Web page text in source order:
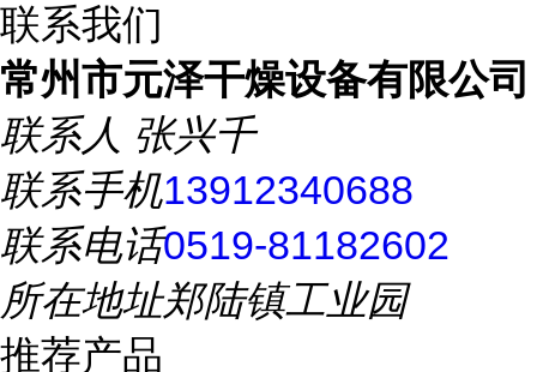
联系我们
常州市元泽干燥设备有限公司
联系人 张兴千
联系手机13912340688
联系电话0519-81182602
所在地址郑陆镇工业园
推荐产品